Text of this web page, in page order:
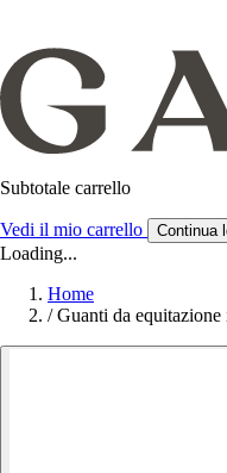
Subtotale carrello
Vedi il mio carrello Continua
Loading...
Home
/ Guanti da